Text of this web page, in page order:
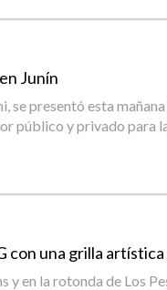
Junín
se presentó esta
público y privado para
con una grilla
en la rotonda de Los